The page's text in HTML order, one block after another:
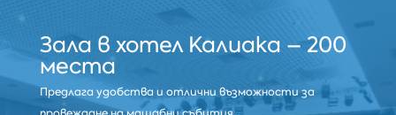
Зала в хотел Калиакa – 200
места
Предлага удобства и отлични възможности за